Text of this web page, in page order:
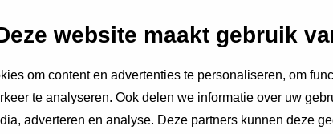
website maakt gebruik
om content en advertenties te personaliseren, om
te analyseren. Ook delen we informatie over uw
adverteren en analyse. Deze partners kunnen deze
vereiste velden aan
2